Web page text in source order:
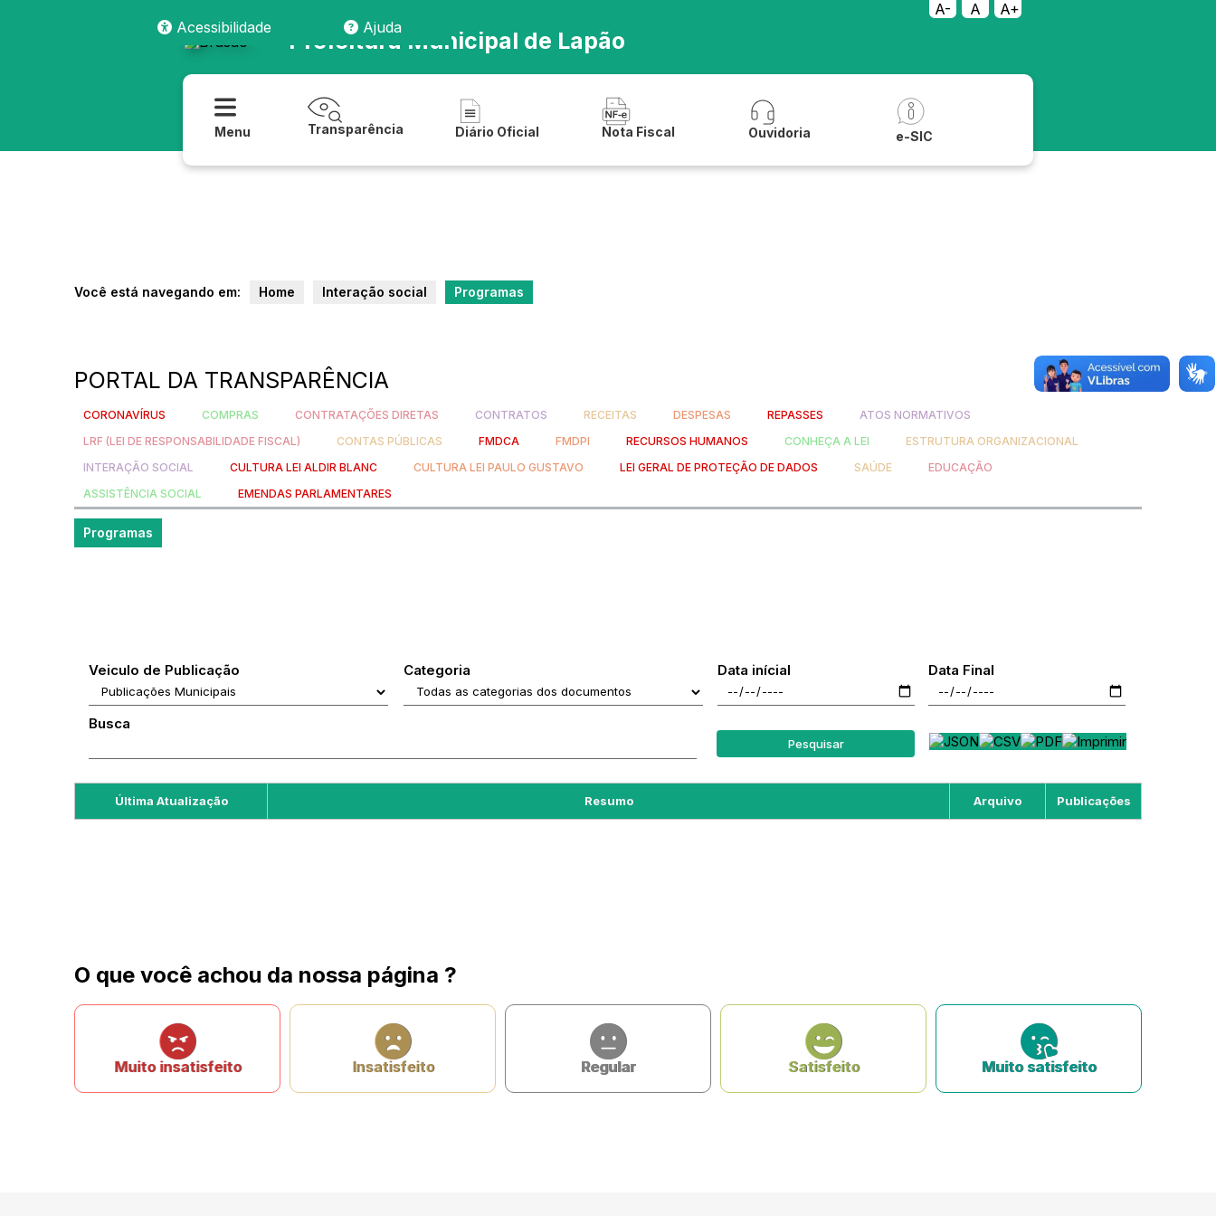
A- A
A+
Acessibilidade
Ajuda
Prefeitura Municipal de Lapão
Menu Transparência Diário Oficial Nota Fiscal Ouvidoria e-SIC
Você está navegando em: Home Interação social Programas
PORTAL DA TRANSPARÊNCIA
CORONAVÍRUS COMPRAS CONTRATAÇÕES DIRETAS CONTRATOS RECEITAS DESPESAS REPASSES
ATOS NORMATIVOS
LRF (LEI DE RESPONSABILIDADE FISCAL)
CONTAS PÚBLICAS FMDCA FMDPI RECURSOS HUMANOS CONHEÇA A LEI
ESTRUTURA ORGANIZACIONAL
INTERAÇÃO SOCIAL
CULTURA LEI ALDIR BLANC CULTURA LEI PAULO GUSTAVO LEI GERAL DE PROTEÇÃO DE DADOS SAÚDE
EDUCAÇÃO
ASSISTÊNCIA SOCIAL
EMENDAS PARLAMENTARES
Programas
Veiculo de Publicação Categoria Data inícial Data Final
Busca
Pesquisar
Última Atualização Resumo Arquivo Publicações
O que você achou da nossa página ?
Muito insatisfeito Insatisfeito Regular Satisfeito Muito satisfeito